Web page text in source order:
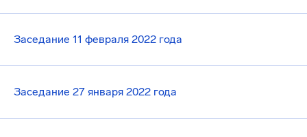
Заседание 11 февраля 2022 года
Заседание 27 января 2022 года